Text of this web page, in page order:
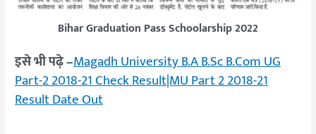
Bihar Graduation Pass Schoolarship 2022
इसे भी पढ़े –Magadh University B.A B.Sc B.Com UG
Part-2 2018-21 Check Result|MU Part 2 2018-21
Result Date Out